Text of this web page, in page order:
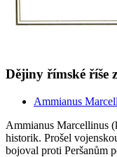
Dějiny římské říše
Ammianus
Ammianus Marcellinus
historik. Prošel
bojoval proti Peršanům